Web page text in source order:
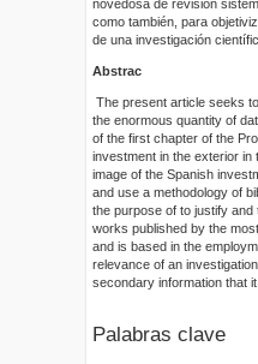
novedosa de revisión
como también, para
de una investigación
Abstrac
The present article seeks
the enormous quantity of
of the first chapter of the
investment in the exterior in
image of the Spanish
and use a methodology of
the purpose of to justify
works published by the
and is based in the
relevance of an
secondary information that
Palabras clave